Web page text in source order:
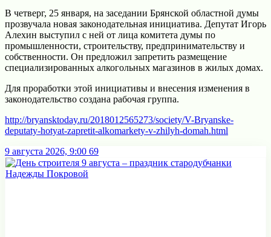
В четверг, 25 января, на заседании Брянской областной думы
прозвучала новая законодательная инициатива. Депутат Игорь
Алехин выступил с ней от лица комитета думы по
промышленности, строительству, предпринимательству и
собственности. Он предложил запретить размещение
специализированных алкогольных магазинов в жилых домах.
Для проработки этой инициативы и внесения изменения в
законодательство создана рабочая группа.
http://bryansktoday.ru/2018012565273/society/V-Bryanske-
deputaty-hotyat-zapretit-alkomarkety-v-zhilyh-domah.html
9 августа 2026, 9:00 69